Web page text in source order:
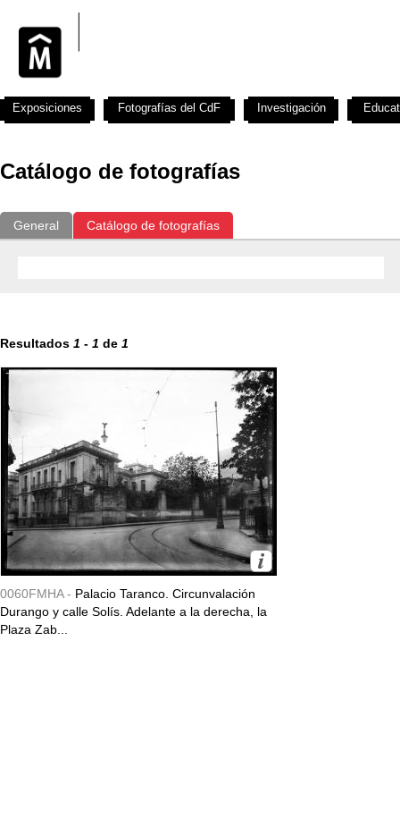
Catálogo de fotografías
General Catálogo de fotografías
Resultados 1 - 1 de 1
0060FMHA - Palacio Taranco. Circunvalación
Durango y calle Solís. Adelante a la derecha, la
Plaza Zab...
Exposiciones Fotografías del CdF Investigación